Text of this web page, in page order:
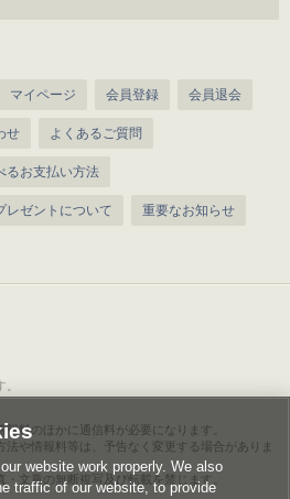
マイページ 会員登録 会員退会
せ よくあるご質問
るお支払い方法
レゼントについて 重要なお知らせ
料のほかに通信料が必要になります。
法や情報料等は、予告なく変更する場合がありま
文章の無断複写及び転載を禁じます。
website work properly. We also
traffic of our website, to provide